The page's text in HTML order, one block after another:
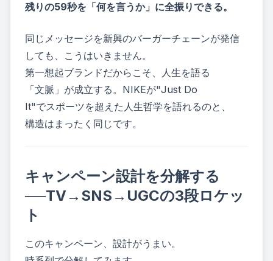
残りの59秒を「何を言うか」に全振りできる。
同じメッセージを新興のバーガーチェーンが発信
しても、こうはいきません。
第一想起ブランドだからこそ、人生を語る
「文脈」が成立する。NIKEが"Just Do
It"でスポーツを超えた人生哲学を語れるのと、
構造はまったく同じです。
キャンペーン設計を分解する
──TV→SNS→UGCの3段ロケッ
ト
このキャンペーン、設計がうまい。